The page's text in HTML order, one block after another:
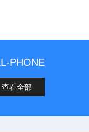
PHONE
查看全部